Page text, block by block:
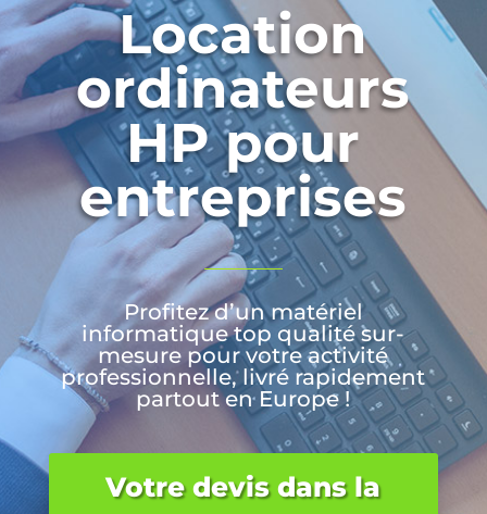
Location
ordinateurs
HP pour
entreprises
Profitez d’un matériel
informatique top qualité sur-
mesure pour votre activité
professionnelle, livré rapidement
partout en Europe !
Votre devis dans la